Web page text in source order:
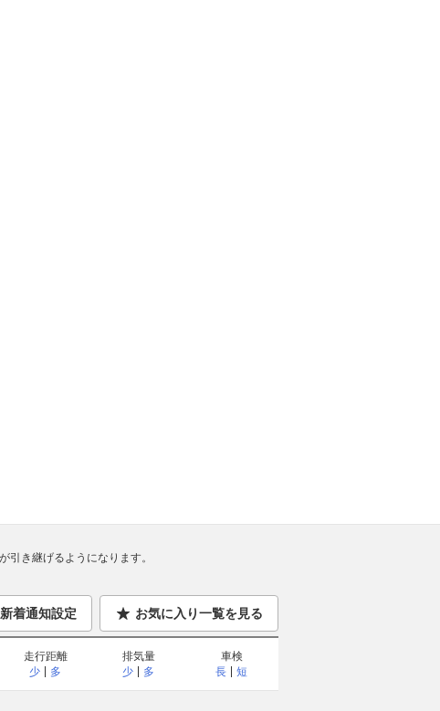
き継げるようになります。
着通知設定 お気に入り一覧を見る
走行距離
少
多
排気量
少
多
車検
長
短